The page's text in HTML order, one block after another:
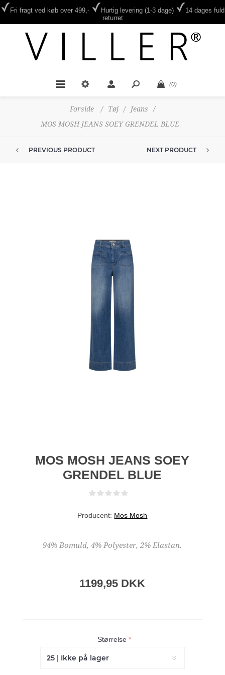
Fri fragt ved køb over 499,- Hurtig levering (1-3 dage)
14 dages fuld
returret
(0)
Forside / Tøj / Jeans
/
MOS MOSH JEANS SOEY GRENDEL BLUE
PREVIOUS PRODUCT NEXT PRODUCT
MOS MOSH JEANS SOEY
GRENDEL BLUE
Producent: Mos Mosh
94% Bomuld, 4% Polyester, 2% Elastan.
1199,95 DKK
Størrelse*